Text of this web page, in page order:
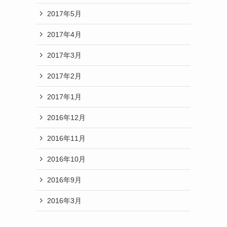
2017年5月
2017年4月
2017年3月
2017年2月
2017年1月
2016年12月
2016年11月
2016年10月
2016年9月
2016年3月